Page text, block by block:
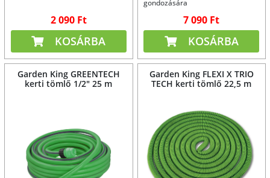
2 090 Ft
KOSÁRBA
gondozására
7 090 Ft
KOSÁRBA
Garden King GREENTECH
kerti tömlő 1/2" 25 m
Garden King FLEXI X TRIO
TECH kerti tömlő 22,5 m